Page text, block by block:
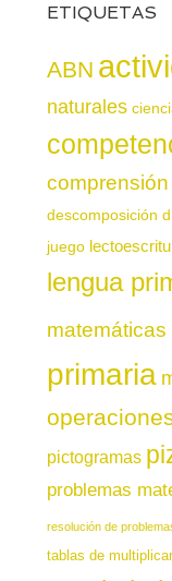
ETIQUETAS
ABN
naturales
descomposición
juego
lengua
matemáticas
primaria
pictogramas
problemas
resolución de
tablas de multiplicar